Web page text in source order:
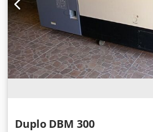
Duplo DBM 300